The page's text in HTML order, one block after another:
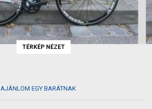
TÉRKÉP NÉZET
AJÁNLOM EGY BARÁTNAK